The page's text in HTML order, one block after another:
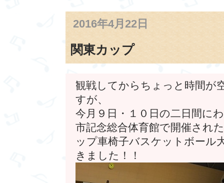
2016年4月22日
関東カップ
観戦してからちょっと時間が
すが、
今月９日・１０日の二日間に
市記念総合体育館で開催され
ップ車椅子バスケットボール
きました！！